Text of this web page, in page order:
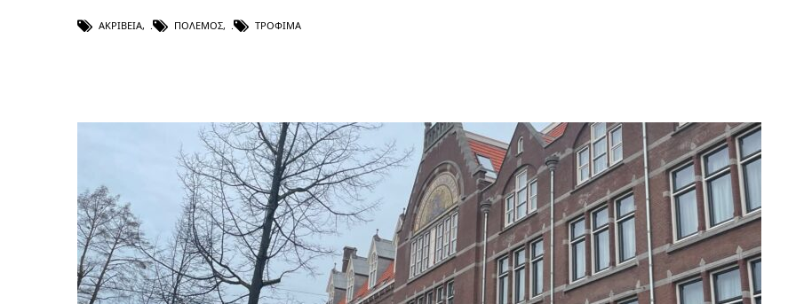
ΑΚΡΊΒΕΙΑ, ΠΌΛΕΜΟΣ, ΤΡΌΦΙΜΑ